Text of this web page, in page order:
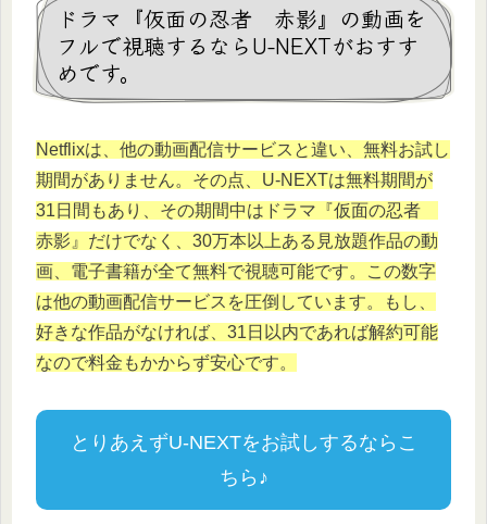
ドラマ『仮面の忍者 赤影』の動画を
フルで視聴するならU-NEXTがおすす
めです。
Netflixは、他の動画配信サービスと違い、無料お試し
期間がありません。その点、U-NEXTは無料期間が
31日間もあり、その期間中はドラマ『仮面の忍者
赤影』だけでなく、30万本以上ある見放題作品の動
画、電子書籍が全て無料で視聴可能です。この数字
は他の動画配信サービスを圧倒しています。もし、
好きな作品がなければ、31日以内であれば解約可能
なので料金もかからず安心です。
とりあえずU-NEXTをお試しするならこ
ちら♪